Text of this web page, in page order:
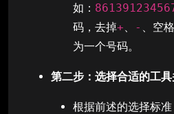
如：
码，去掉+、 - 、空
为一个号码。
第二步：选择合适的工
根据前述的选择标